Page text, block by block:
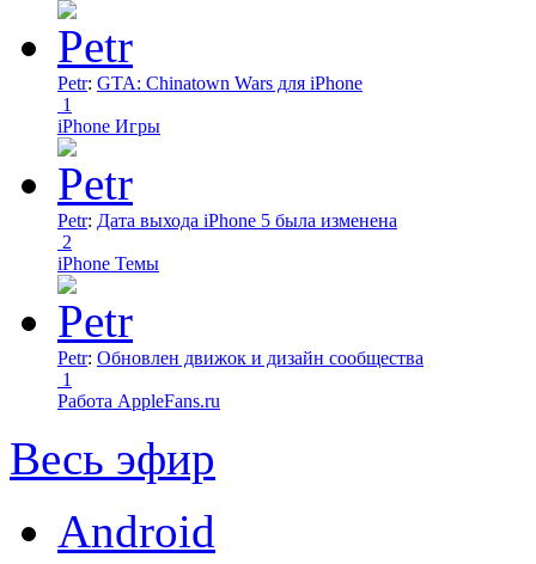
Petr: GTA: Chinatown Wars для iPhone
1
iPhone Игры
Petr: Дата выхода iPhone 5 была изменена
2
iPhone Темы
Petr: Обновлен движок и дизайн сообщества
1
Работа AppleFans.ru
Весь эфир
Android